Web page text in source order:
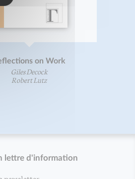
on Work
Giles Decock
Robert Lutz
lettre d'information